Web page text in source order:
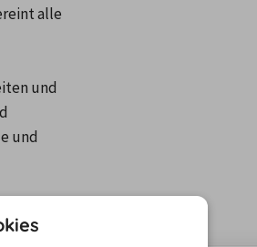
alle
und
und